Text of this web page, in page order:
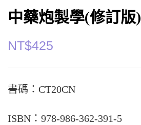
中藥炮製學(修訂版)
NT$425
書碼：CT20CN
ISBN：978-986-362-391-5